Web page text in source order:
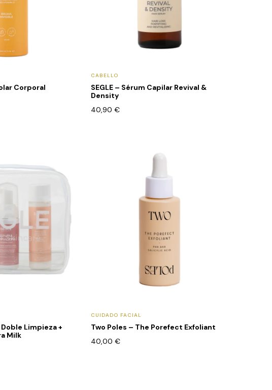
Corporal
CABELLO
SEGLE – Sérum Capilar Revival &
Density
40,90 €
Doble Limpieza +
Milk
CUIDADO FACIAL
Two Poles – The Porefect Exfoliant
40,00 €